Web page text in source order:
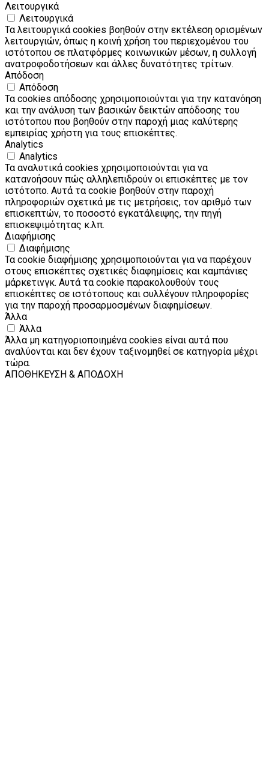
Λειτουργικά
Λειτουργικά
Τα λειτουργικά cookies βοηθούν στην εκτέλεση ορισμένων
λειτουργιών, όπως η κοινή χρήση του περιεχομένου του
ιστότοπου σε πλατφόρμες κοινωνικών μέσων, η συλλογή
ανατροφοδοτήσεων και άλλες δυνατότητες τρίτων.
Απόδοση
Απόδοση
Τα cookies απόδοσης χρησιμοποιούνται για την κατανόηση
και την ανάλυση των βασικών δεικτών απόδοσης του
ιστότοπου που βοηθούν στην παροχή μιας καλύτερης
εμπειρίας χρήστη για τους επισκέπτες.
Analytics
Analytics
Τα αναλυτικά cookies χρησιμοποιούνται για να
κατανοήσουν πώς αλληλεπιδρούν οι επισκέπτες με τον
ιστότοπο. Αυτά τα cookie βοηθούν στην παροχή
πληροφοριών σχετικά με τις μετρήσεις, τον αριθμό των
επισκεπτών, το ποσοστό εγκατάλειψης, την πηγή
επισκεψιμότητας κ.λπ.
Διαφήμισης
Διαφήμισης
Τα cookie διαφήμισης χρησιμοποιούνται για να παρέχουν
στους επισκέπτες σχετικές διαφημίσεις και καμπάνιες
μάρκετινγκ. Αυτά τα cookie παρακολουθούν τους
επισκέπτες σε ιστότοπους και συλλέγουν πληροφορίες
για την παροχή προσαρμοσμένων διαφημίσεων.
Άλλα
Άλλα
Άλλα μη κατηγοριοποιημένα cookies είναι αυτά που
αναλύονται και δεν έχουν ταξινομηθεί σε κατηγορία μέχρι
τώρα.
ΑΠΟΘΗΚΕΥΣΗ & ΑΠΟΔΟΧΗ